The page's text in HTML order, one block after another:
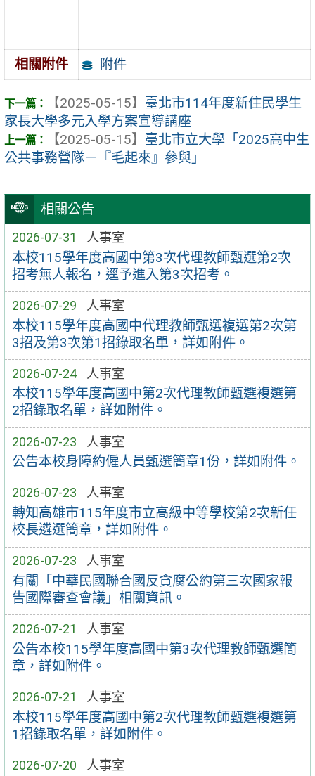
相關公告
2026-07-31 人事室
本校115學年度高國中第3次代理教師甄選第2次
招考無人報名，逕予進入第3次招考。
2026-07-29 人事室
本校115學年度高國中代理教師甄選複選第2次第
3招及第3次第1招錄取名單，詳如附件。
2026-07-24 人事室
本校115學年度高國中第2次代理教師甄選複選第
2招錄取名單，詳如附件。
2026-07-23 人事室
公告本校身障約僱人員甄選簡章1份，詳如附件。
2026-07-23 人事室
轉知高雄市115年度市立高級中等學校第2次新任
校長遴選簡章，詳如附件。
2026-07-23 人事室
有關「中華民國聯合國反貪腐公約第三次國家報
告國際審查會議」相關資訊。
2026-07-21 人事室
公告本校115學年度高國中第3次代理教師甄選簡
章，詳如附件。
2026-07-21 人事室
本校115學年度高國中第2次代理教師甄選複選第
1招錄取名單，詳如附件。
2026-07-20 人事室
相關附件 附件
【2025-05-15】 臺北市114年度新住民學生
家長大學多元入學方案宣導講座
【2025-05-15】 臺北市立大學「2025高中生
公共事務營隊－『毛起來』參與」